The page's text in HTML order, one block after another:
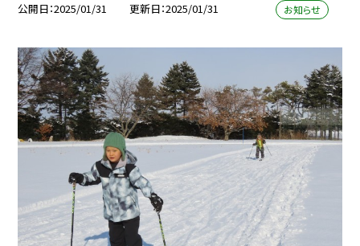
公開日 2025/01/31 更新日 2025/01/31 お知らせ